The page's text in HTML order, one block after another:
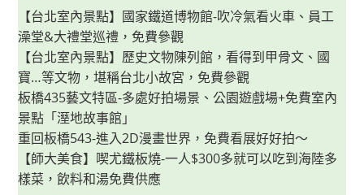
現
做，
豆
花
軟
嫩
綿
密
好
好
吃
～
免
費
加
冰、
【台北室內景點】國家鐵道博物館-吹冷氣看火車、員工
澡堂&大禮堂巡禮，免費參觀
【台北室內景點】歷史文物陳列館，看得到甲骨文、國
寶…等文物，堪稱台北小故宮，免費參觀
板橋435藝文特區-多處好拍場景、公園遊戲場+免費室內
景點「溼地故事館」
重回板橋543-進入2D漫畫世界，免費看展好好拍～
【師大美食】喫尤鐵板燒-一人$300多就可以吃到海陸多
樣菜，飲料和湯免費供應